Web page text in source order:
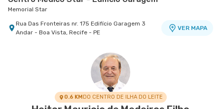
Memorial Star
Rua Das Fronteiras nr. 175 Edifício Garagem 3
Andar - Boa Vista, Recife - PE
VER MAPA
0.6 KMDO CENTRO DE ILHA DO LEITE